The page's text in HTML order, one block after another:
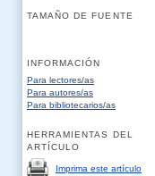
TAMAÑO DE FUENTE
INFORMACIÓN
Para lectores/as
Para autores/as
Para bibliotecarios/as
HERRAMIENTAS DEL
ARTÍCULO
Imprima este artículo